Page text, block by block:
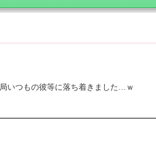
いつもの彼等に落ち着きました…ｗ